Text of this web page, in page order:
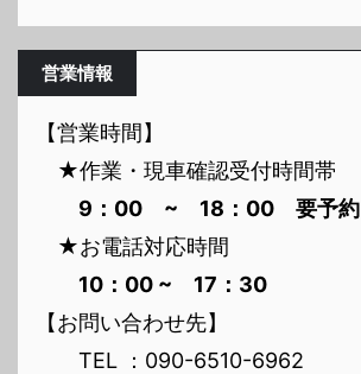
営業情報
【営業時間】
★作業・現車確認受付時間帯
9：00 ~ 18：00 要予約
★お電話対応時間
10：00 ~ 17：30
【お問い合わせ先】
TEL ：090-6510-6962